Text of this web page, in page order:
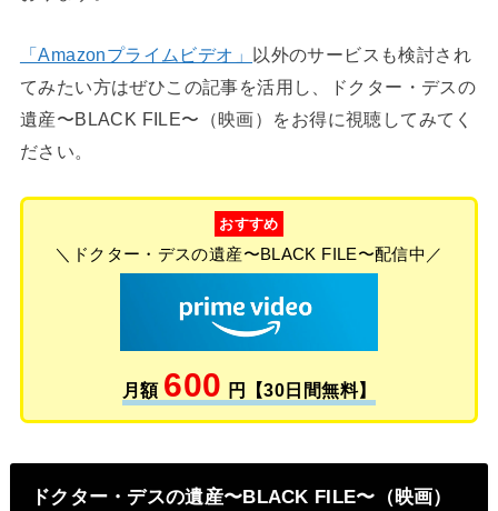
「Amazonプライムビデオ」 以外のサービスも検討され
てみたい方はぜひこの記事を活用し、ドクター・デスの
遺産〜BLACK FILE〜（映画）をお得に視聴してみてく
ださい。
おすすめ
＼ドクター・デスの遺産〜BLACK FILE〜配信中／
月額 600 円【30日間無料】
ドクター・デスの遺産〜BLACK FILE〜（映画）